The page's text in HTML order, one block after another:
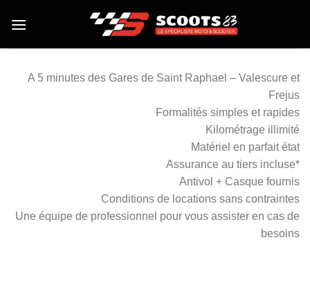
A 5 minutes des Gares de Saint Raphael – Valescure et
Frejus
Formalités simples et rapides
Kilométrage illimité
Matériel en parfait état
Assurance au tiers incluse*
Antivol + Casque fournis
Conditions de locations sans contraintes
Une équipe de professionnel pour vous assister en cas de
besoins